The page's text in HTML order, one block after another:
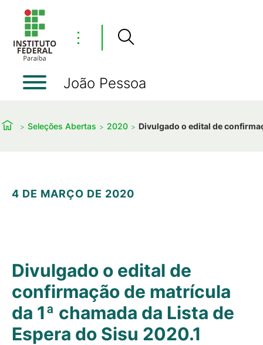
⋮
João Pessoa
Seleções Abertas 2020 Divulgado o edital de
4 DE MARÇO DE 2020
Divulgado o edital de
confirmação de matrícula
da 1ª chamada da Lista de
Espera do Sisu 2020.1